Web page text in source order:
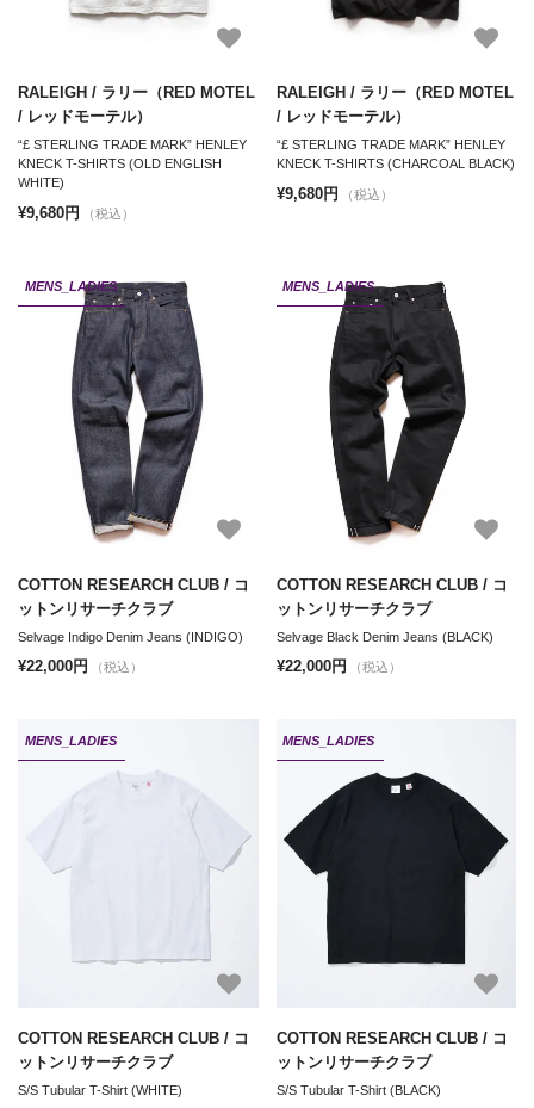
RALEIGH / ラリー（RED MOTEL
/ レッドモーテル）
“£ STERLING TRADE MARK” HENLEY
KNECK T-SHIRTS (OLD ENGLISH
WHITE)
¥9,680円 （税込）
RALEIGH / ラリー（RED MOTEL
/ レッドモーテル）
“£ STERLING TRADE MARK” HENLEY
KNECK T-SHIRTS (CHARCOAL BLACK)
¥9,680円 （税込）
MENS_LADIES
COTTON RESEARCH CLUB / コ
ットンリサーチクラブ
Selvage Indigo Denim Jeans (INDIGO)
¥22,000円 （税込）
MENS_LADIES
COTTON RESEARCH CLUB / コ
ットンリサーチクラブ
Selvage Black Denim Jeans (BLACK)
¥22,000円 （税込）
MENS_LADIES
COTTON RESEARCH CLUB / コ
ットンリサーチクラブ
S/S Tubular T-Shirt (WHITE)
MENS_LADIES
COTTON RESEARCH CLUB / コ
ットンリサーチクラブ
S/S Tubular T-Shirt (BLACK)